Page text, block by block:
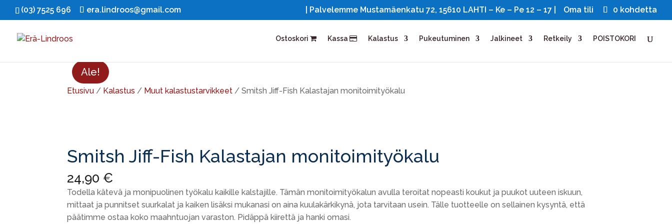
(03) 7525 696 era.lindroos@gmail.com | Palvelemme Mustamäenkatu 72, 15610 LAHTI – Ke – Pe 12 – 17 | Oma tili 0 kohdetta
Ostoskori Kassa Kalastus Pukeutuminen Jalkineet Retkeily POISTOKORI
Etusivu / Kalastus / Muut kalastustarvikkeet / Smitsh Jiff-Fish Kalastajan monitoimityökalu
Smitsh Jiff-Fish Kalastajan monitoimityökalu
24,90€
Todella kätevä ja monipuolinen työkalu kaikille kalstajille. Tämän monitoimityökalun avulla teroitat nopeasti koukut ja puukot uuteen iskuun,
mittaat ja punnitset suurkalat ja kaiken lisäksi mukanasi on aina kuulakärkikynä, jota tarvitaan usein. Tälle tuotteelle on sellainen kysyntä, että
päätimme ostaa koko maahntuojan varaston. Pidäppä kiirettä ja hanki omasi.
Ale!